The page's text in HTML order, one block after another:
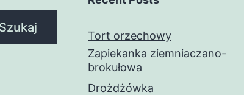
Szukaj
Tort orzechowy
Zapiekanka ziemniaczano-
brokułowa
Drożdżówka